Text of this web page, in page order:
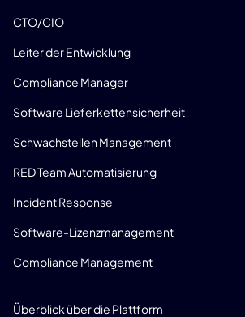
CTO/CIO
Leiter der Entwicklung
Compliance Manager
Software Lieferkettensicherheit
Schwachstellen Management
RED Team Automatisierung
Incident Response
Software-Lizenzmanagement
Compliance Management
Überblick über die Plattform